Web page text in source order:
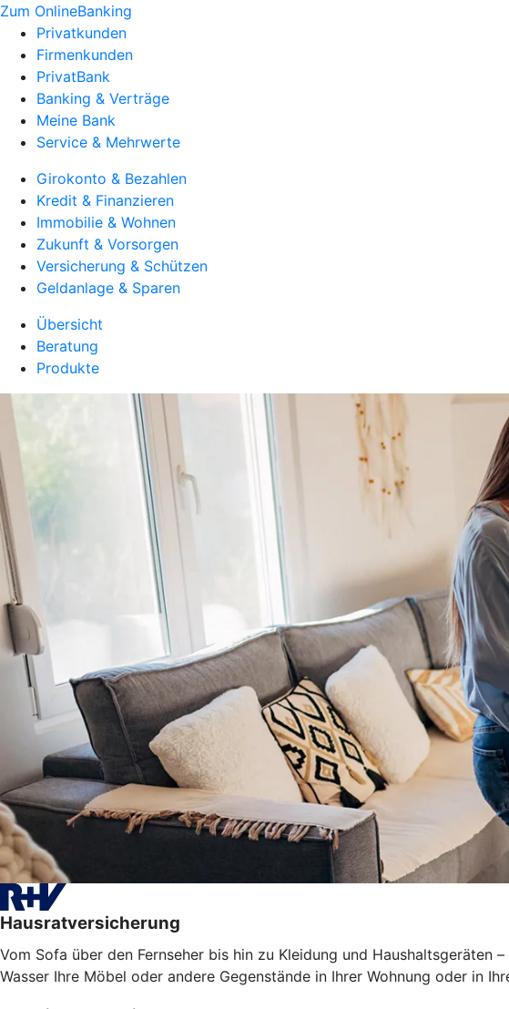
Zum OnlineBanking
Privatkunden
Firmenkunden
PrivatBank
Banking & Verträge
Meine Bank
Service & Mehrwerte
Girokonto & Bezahlen
Kredit & Finanzieren
Immobilie & Wohnen
Zukunft & Vorsorgen
Versicherung & Schützen
Geldanlage & Sparen
Übersicht
Beratung
Produkte
Hausratversicherung
Vom Sofa über den Fernseher bis hin zu Kleidung und
Wasser Ihre Möbel oder andere Gegenstände in Ihrer Wohnung oder in